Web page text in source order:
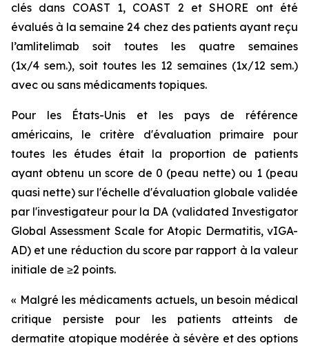
clés dans COAST 1, COAST 2 et SHORE ont été
évalués à la semaine 24 chez des patients ayant reçu
l’amlitelimab soit toutes les quatre semaines
(1x/4 sem.), soit toutes les 12 semaines (1x/12 sem.)
avec ou sans médicaments topiques.
Pour les États-Unis et les pays de référence
américains, le critère d'évaluation primaire pour
toutes les études était la proportion de patients
ayant obtenu un score de 0 (peau nette) ou 1 (peau
quasi nette) sur l'échelle d'évaluation globale validée
par l'investigateur pour la DA (validated Investigator
Global Assessment Scale for Atopic Dermatitis, vIGA-
AD) et une réduction du score par rapport à la valeur
initiale de ≥2 points.
« Malgré les médicaments actuels, un besoin médical
critique persiste pour les patients atteints de
dermatite atopique modérée à sévère et des options